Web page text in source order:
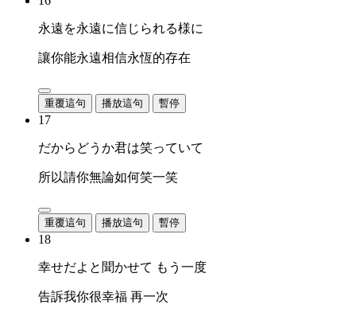
永遠を永遠に信じられる様に
讓你能永遠相信永恆的存在
重覆這句 播放這句 暫停
17
だからどうか君は笑っていて
所以請你無論如何笑一笑
重覆這句 播放這句 暫停
18
幸せだよと聞かせて もう一度
告訴我你很幸福 再一次